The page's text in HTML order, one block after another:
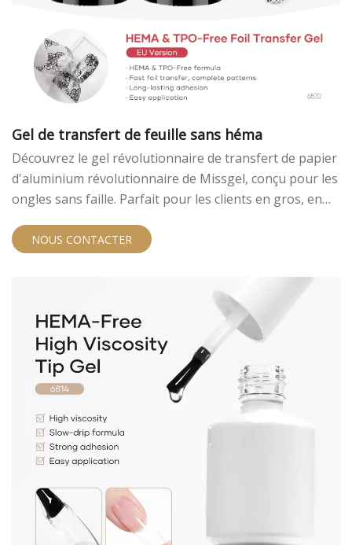
Gel de transfert de feuille sans héma
Découvrez le gel révolutionnaire de transfert de papier
d'aluminium révolutionnaire de Missgel, conçu pour les
ongles sans faille. Parfait pour les clients en gros, en
de haute qualité et sûres. Découvrez un transfert
NOUS CONTACTER